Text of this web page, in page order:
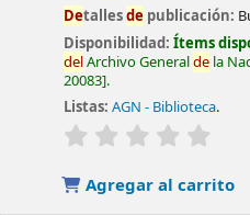
Detallesde publicación:
Disponibilidad:Ítems
delArchivo Generalde la
20083 .
Listas: AGN - Biblioteca.
valoración
Agregar al carrito